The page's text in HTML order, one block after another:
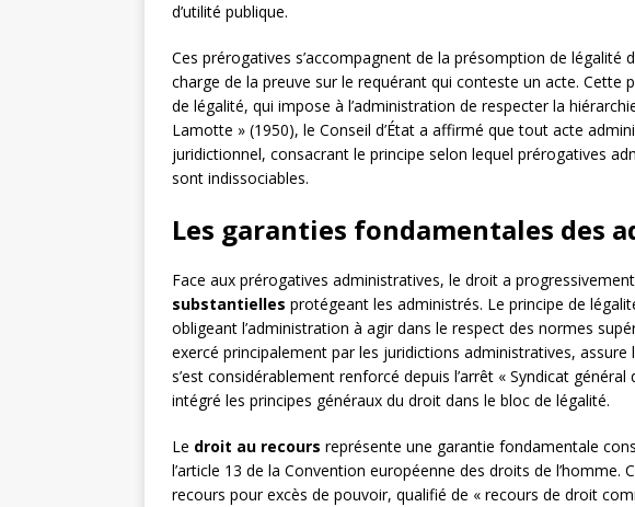
d’utilité publique.
Ces prérogatives s’accompagnent de la présomption de légalité
charge de la preuve sur le requérant qui conteste un acte. Cette
de légalité, qui impose à l’administration de respecter la
Lamotte » (1950), le Conseil d’État a affirmé que tout acte
juridictionnel, consacrant le principe selon lequel prérogatives
sont indissociables.
Les garanties fondamentales des
Face aux prérogatives administratives, le droit a
substantielles protégeant les administrés. Le principe de
obligeant l’administration à agir dans le respect des normes
exercé principalement par les juridictions administratives, assure
s’est considérablement renforcé depuis l’arrêt « Syndicat
intégré les principes généraux du droit dans le bloc de légalité.
Le droit au recours représente une garantie fondamentale
l’article 13 de la Convention européenne des droits de l’homme.
recours pour excès de pouvoir, qualifié de « recours de droit